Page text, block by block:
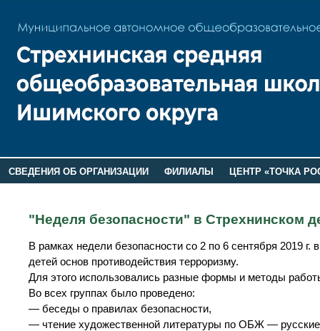
СВЕДЕНИЯ ОБ ОРГАНИЗАЦИИ ФИЛИАЛЫ
ЦЕНТР «ТОЧКА
"Неделя безопасности" в Стрехнинском
В рамках недели безопасности со 2 по 6 сентября 2019
детей основ противодействия терроризму.
Для этого использовались разные формы и методы
Во всех группах было проведено:
— беседы о правилах безопасности,
— чтение художественной литературы по ОБЖ — русские